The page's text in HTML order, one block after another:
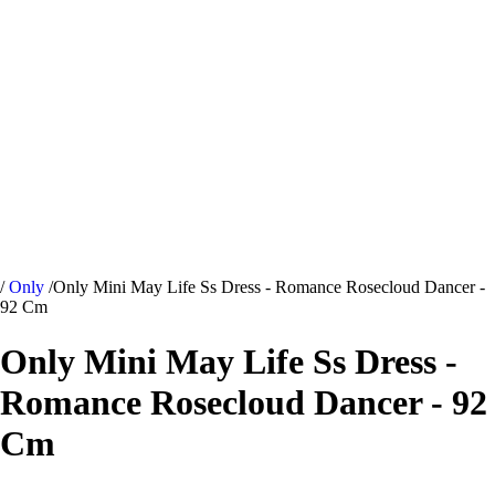
/ Only /Only Mini May Life Ss Dress - Romance Rosecloud Dancer -
92 Cm
Only Mini May Life Ss Dress -
Romance Rosecloud Dancer - 92
Cm